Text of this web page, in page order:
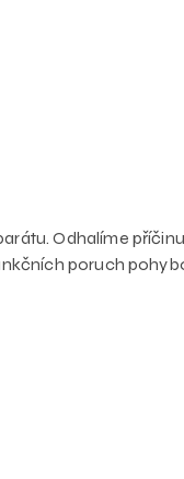
Odhalíme
poruch